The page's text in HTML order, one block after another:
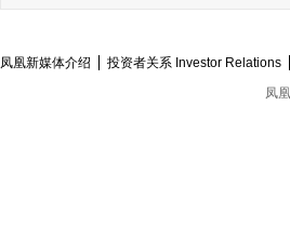
凤凰新媒体介绍 投资者关系 Investor Relations
凤